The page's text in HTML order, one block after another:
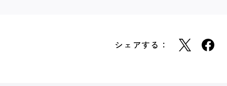
シェアする：